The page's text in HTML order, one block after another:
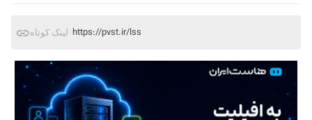
لینک کوتاه https://pvst.ir/lss